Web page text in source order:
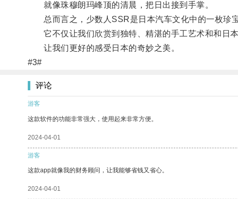
就像珠穆朗玛峰顶的清晨，把日出接到手掌。
总而言之，少数人SSR是日本汽车文化中的一枚珍宝
它不仅让我们欣赏到独特、精湛的手工艺术和和日本
让我们更好的感受日本的奇妙之美。
#3#
评论
游客
这款软件的功能非常强大，使用起来非常方便。
2024-04-01
游客
这款app就像我的财务顾问，让我能够省钱又省心。
2024-04-01